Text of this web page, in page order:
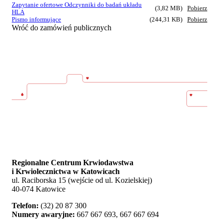
Zapytanie ofertowe Odczynniki do badań układu
HLA
(3,82 MB)
Pobierz
Pismo informujące
(244,31 KB) Pobierz
Wróć do zamówień publicznych
Regionalne Centrum Krwiodawstwa
i Krwiolecznictwa w Katowicach
ul. Raciborska 15 (wejście od ul. Kozielskiej)
40-074 Katowice
Telefon: (32) 20 87 300
Numery awaryjne: 667 667 693, 667 667 694